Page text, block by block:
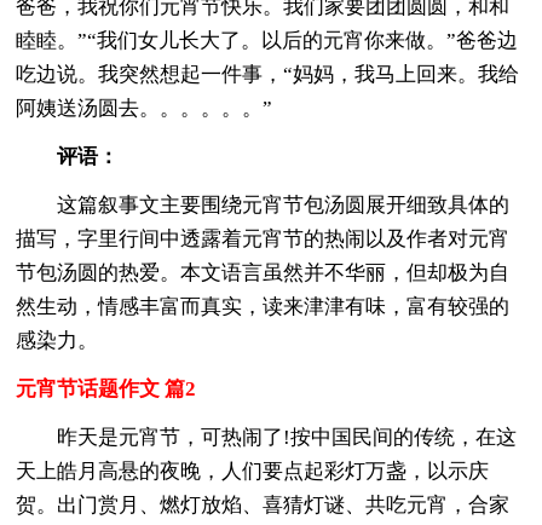
爸爸，我祝你们元宵节快乐。我们家要团团圆圆，和和
睦睦。”“我们女儿长大了。以后的元宵你来做。”爸爸边
吃边说。我突然想起一件事，“妈妈，我马上回来。我给
阿姨送汤圆去。。。。。。”
评语：
这篇叙事文主要围绕元宵节包汤圆展开细致具体的
描写，字里行间中透露着元宵节的热闹以及作者对元宵
节包汤圆的热爱。本文语言虽然并不华丽，但却极为自
然生动，情感丰富而真实，读来津津有味，富有较强的
感染力。
元宵节话题作文 篇2
昨天是元宵节，可热闹了!按中国民间的传统，在这
天上皓月高悬的夜晚，人们要点起彩灯万盏，以示庆
贺。出门赏月、燃灯放焰、喜猜灯谜、共吃元宵，合家